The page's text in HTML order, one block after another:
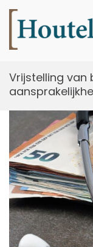
naar
inhoud
Vrijstelling